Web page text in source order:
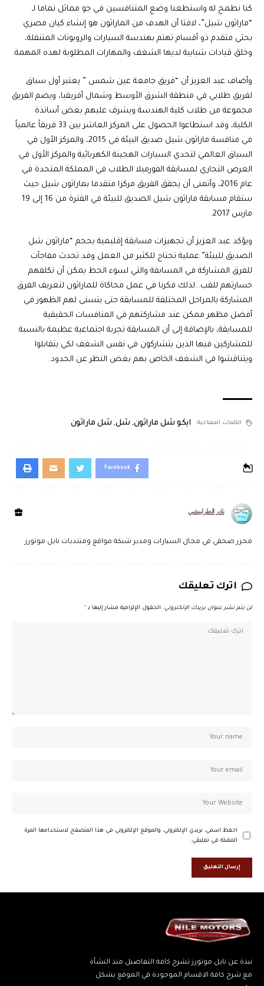
كنا نطمح له واستطعنا وضع المتنافسين في جو مماثل تماما لـ
“ماراثون شيل”، لافتا أن الهدف من الماراثون هو إنشاء كيان مصري
بحثي متقدم ذو أقسام تهتم بهندسة السيارات والروبوتات المتنقلة،
وخلق قيادات شبابية لديها الشغف والمهارات المطلوبة لهذه المهمة.
وأضاف عبد العزيز أن “فريق جامعة عين شمس ” يعتبر أول سباق
لفريق طلابي في منطقة الشرق الأوسط وشمال أفريقيا، ويضم الفريق
مجموعة من طلاب كلية الهندسة ويشرف عليهم بعض أساتذة
الكلية، وقد استطاعوا الحصول على المركز العاشر بين 33 فريقاً عالمياً
في منافسة ماراثون شيل صديق البيئة في 2015، والمركز الأول في
السباق العالمي لتحدي السيارات الهجينة الكهربائية والمركز الأول في
العرض التجاري لمسابقة الفورميلا الطلاب في المملكة المتحدة في
عام 2016، وأتمنى أن يحقق الفريق مركزا متقدما بماراثون شيل حيث
ستقام مسابقة ماراثون شيل الصديق للبيئة في الفترة من 16 إلى 19
مارس 2017.
ويؤكد عبد العزيز أن تجهيزات مسابقة إقليمية بحجم “ماراثون شل
الصديق للبيئة” عملية تحتاج للكثير من العمل وقد تحدث مفاجآت
للفرق المشاركة في المسابقة والتي لسوء الحظ يمكن أن تكلفهم
خسارتهم للقب…لذلك فكرنا في عمل محاكاة للماراثون لتعريف الفرق
المشاركة بالمراحل المختلفة للمسابقة حتى يتسنى لهم الظهور في
أفضل مظهر ممكن عند مشاركتهم في المنافسات الحقيقية
للمسابقة، بالإضافة إلى أن المسابقة تجربة اجتماعية عظيمة بالنسبة
للمشاركين فيها الذين يتشاركون في نفس الشغف لكي يتقابلوا
ويتناقشوا في الشغف الخاص بهم بغض النظر عن الحدود.
الكلمات المفتاحية: ايكو شل ماراثون, شل, شل ماراثون
Facebook
نادر الطرابيشي
محرر صحفي في مجال السيارات ومدير شبكة مواقع ومنتديات نايل موتورز
اترك تعليقك
لن يتم نشر عنوان بريدك الإلكتروني. الحقول الإلزامية مشار إليها بـ *
احفظ اسمي، بريدي الإلكتروني، والموقع الإلكتروني في هذا المتصفح لاستخدامها المرة
المقبلة في تعليقي.
نبذة عن نايل موتورز تشرح كافة التفاصيل منذ النشأة
مع شرح كافة الاقسام الموجودة في الموقع بشكل